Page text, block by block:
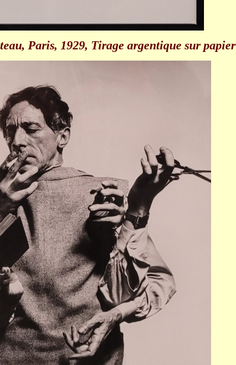
Paris, 1929, Tirage argentique sur papier